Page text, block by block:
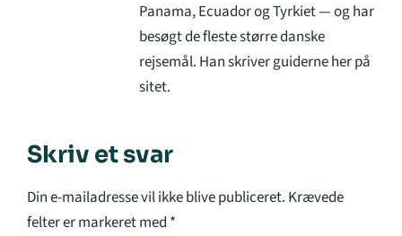
Panama, Ecuador og Tyrkiet — og har
besøgt de fleste større danske
rejsemål. Han skriver guiderne her på
sitet.
Skriv et svar
Din e-mailadresse vil ikke blive publiceret. Krævede
felter er markeret med *